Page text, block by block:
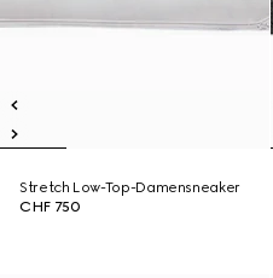
Stretch Low-Top-Damensneaker
CHF 750